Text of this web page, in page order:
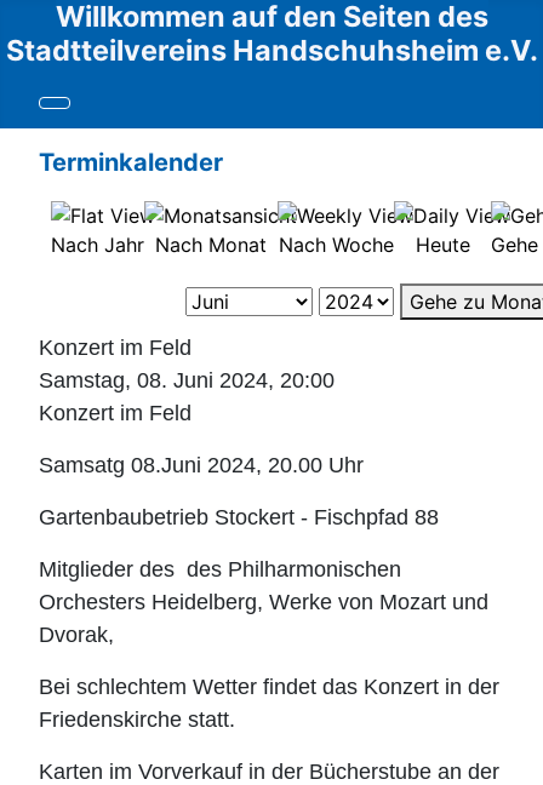
Willkommen auf den Seiten des
Stadtteilvereins Handschuhsheim e.V.
Terminkalender
Nach Jahr Nach Monat Nach Woche Heute
Gehe zu
Konzert im Feld
Samstag, 08. Juni 2024, 20:00
Konzert im Feld
Samsatg 08.Juni 2024, 20.00 Uhr
Gartenbaubetrieb Stockert - Fischpfad 88
Mitglieder des des Philharmonischen
Orchesters Heidelberg, Werke von Mozart und
Dvorak,
Bei schlechtem Wetter findet das Konzert in der
Friedenskirche statt.
Karten im Vorverkauf in der Bücherstube an der